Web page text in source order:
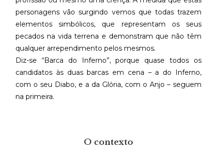
personagens vão surgindo vemos que todas trazem
elementos simbólicos, que representam os seus
pecados na vida terrena e demonstram que não têm
qualquer arrependimento pelos mesmos.
Diz-se “Barca do Inferno”, porque quase todos os
candidatos às duas barcas em cena – a do Inferno,
com o seu Diabo, e a da Glória, com o Anjo – seguem
na primeira.
O contexto